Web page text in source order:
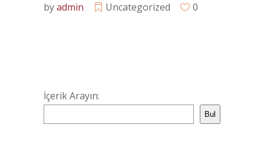
byadmin Uncategorized 0
İçerik Arayın:
Bul